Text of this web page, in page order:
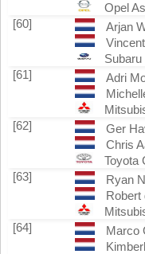
Opel
[60]
Arjan
[61]
Adri
[62]
Ger
Chris
Toyota
[63]
Ryan
Robert
[64]
Marco